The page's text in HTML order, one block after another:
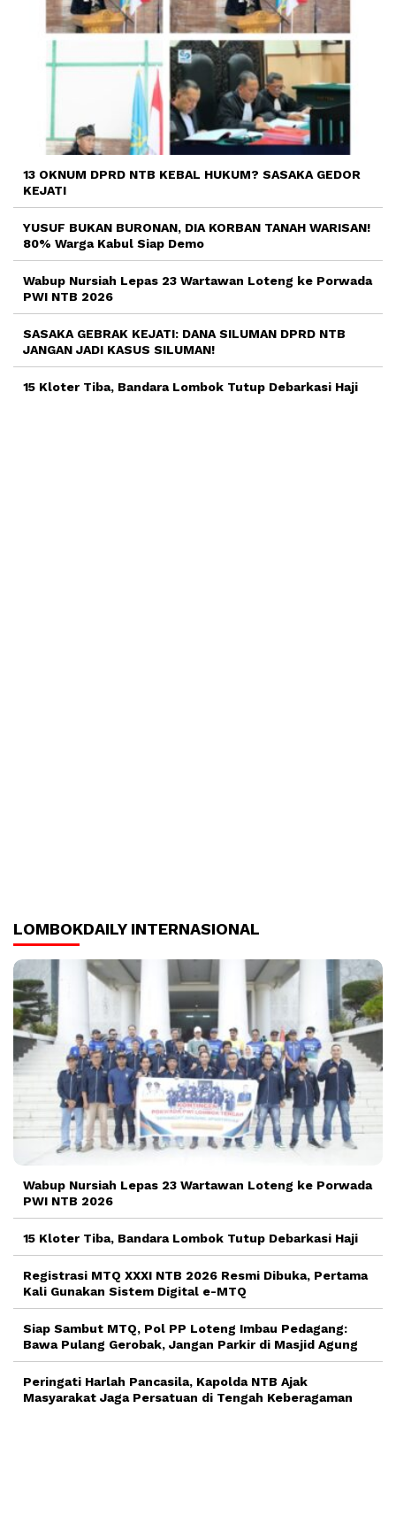
13 OKNUM DPRD NTB KEBAL HUKUM? SASAKA GEDOR
KEJATI
YUSUF BUKAN BURONAN, DIA KORBAN TANAH WARISAN!
80% Warga Kabul Siap Demo
Wabup Nursiah Lepas 23 Wartawan Loteng ke Porwada
PWI NTB 2026
SASAKA GEBRAK KEJATI: DANA SILUMAN DPRD NTB
JANGAN JADI KASUS SILUMAN!
15 Kloter Tiba, Bandara Lombok Tutup Debarkasi Haji
LOMBOKDAILY INTERNASIONAL
Wabup Nursiah Lepas 23 Wartawan Loteng ke Porwada
PWI NTB 2026
15 Kloter Tiba, Bandara Lombok Tutup Debarkasi Haji
Registrasi MTQ XXXI NTB 2026 Resmi Dibuka, Pertama
Kali Gunakan Sistem Digital e-MTQ
Siap Sambut MTQ, Pol PP Loteng Imbau Pedagang:
Bawa Pulang Gerobak, Jangan Parkir di Masjid Agung
Peringati Harlah Pancasila, Kapolda NTB Ajak
Masyarakat Jaga Persatuan di Tengah Keberagaman